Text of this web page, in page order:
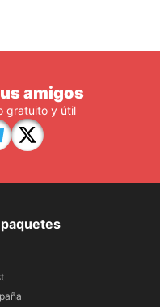
amigos
gratuito y útil